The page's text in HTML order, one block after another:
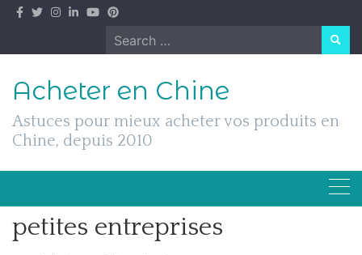
Skip
Search
for:
Acheter en Chine
Astuces pour mieux acheter vos produits en
Chine, depuis 2010
petites entreprises